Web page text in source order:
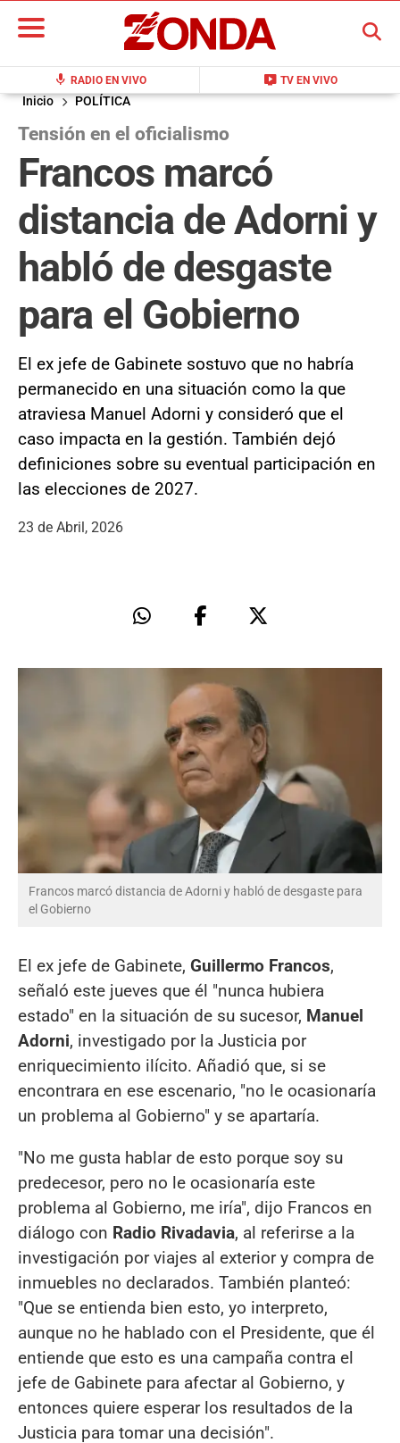
mic RADIO EN VIVO live_tv TV EN VIVO
BUSCAR
Inicio POLÍTICA
Tensión en el oficialismo
Francos marcó
distancia de Adorni y
habló de desgaste
para el Gobierno
El ex jefe de Gabinete sostuvo que no habría
permanecido en una situación como la que
atraviesa Manuel Adorni y consideró que el
caso impacta en la gestión. También dejó
definiciones sobre su eventual participación en
las elecciones de 2027.
23 de Abril, 2026
Francos marcó distancia de Adorni y habló de desgaste para
el Gobierno
El ex jefe de Gabinete, Guillermo Francos,
señaló este jueves que él "nunca hubiera
estado" en la situación de su sucesor, Manuel
Adorni, investigado por la Justicia por
enriquecimiento ilícito. Añadió que, si se
encontrara en ese escenario, "no le ocasionaría
un problema al Gobierno" y se apartaría.
"No me gusta hablar de esto porque soy su
predecesor, pero no le ocasionaría este
problema al Gobierno, me iría", dijo Francos en
diálogo con Radio Rivadavia, al referirse a la
investigación por viajes al exterior y compra de
inmuebles no declarados. También planteó:
"Que se entienda bien esto, yo interpreto,
aunque no he hablado con el Presidente, que él
entiende que esto es una campaña contra el
jefe de Gabinete para afectar al Gobierno, y
entonces quiere esperar los resultados de la
Justicia para tomar una decisión".